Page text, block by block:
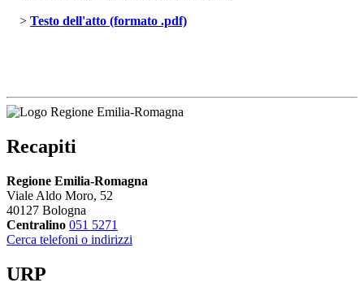
> Testo dell'atto (formato .pdf)
Recapiti
Regione Emilia-Romagna
Viale Aldo Moro, 52
40127 Bologna
Centralino 051 5271
Cerca telefoni o indirizzi
URP